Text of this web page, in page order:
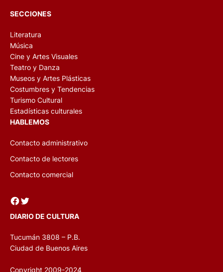
SECCIONES
Literatura
Música
Cine y Artes Visuales
Teatro y Danza
Museos y Artes Plásticas
Costumbres y Tendencias
Turismo Cultural
Estadísticas culturales
HABLEMOS
Contacto administrativo
Contacto de lectores
Contacto comercial
Facebook Twitter
DIARIO DE CULTURA
Tucumán 3808 – P.B.
Ciudad de Buenos Aires
Copyright 2009-2024